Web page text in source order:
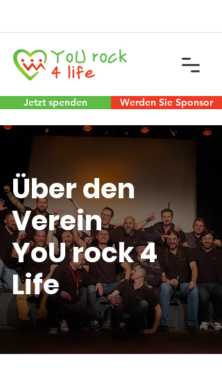
Jetzt spenden Werden Sie Sponsor
Über den
Verein
YoU rock 4
Life